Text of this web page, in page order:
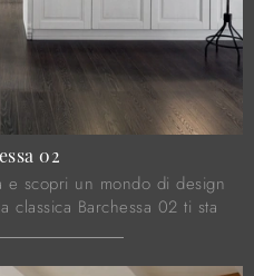
02
e scopri un mondo di design
classica Barchessa 02 ti sta